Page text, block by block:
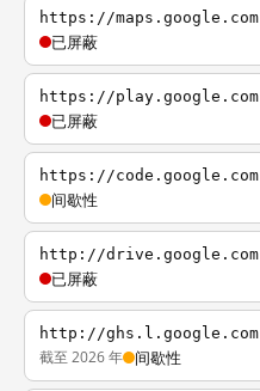
https://maps.google.com
已屏蔽
https://play.google.com
已屏蔽
https://code.google.com
间歇性
http://drive.google.com
已屏蔽
http://ghs.l.google.com
截至 2026 年 间歇性